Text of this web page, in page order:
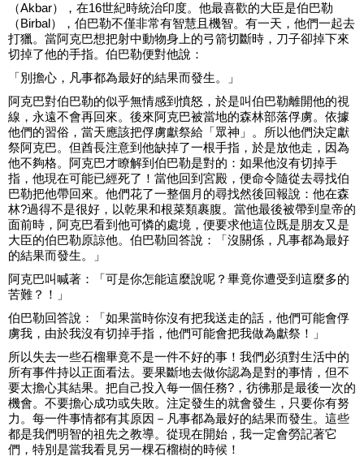
（Akbar），在16世紀時統治印度。他最喜歡的大臣是伯巴勒
（Birbal），伯巴勒不僅非常有智慧且機智。有一天，他們一起去
打獵。當阿克巴想把射中動物身上的弓箭切斷時，刀子卻掉下來
切掉了他的手指。伯巴勒便對他說：
「別擔心，凡事都為最好的結果而發生。」
阿克巴對伯巴勒的似乎無情感到憤怒，於是叫伯巴勒離開他的視
線，永遠不會再回來。後來阿克巴被當地的森林部落俘虜。依據
他們的習俗，當天應該把俘虜獻祭給「眾神」。所以他們決定獻
祭阿克巴。但酋長注意到他缺掉了一根手指，於是放他走，因為
他不夠格。阿克巴才瞭解到伯巴勒是對的：如果他沒有切掉手
指，他現在可能已經死了！當他回到宮殿，便命令隨從去尋找伯
巴勒把他帶回來。他們花了一整個月的尋找然後回報說：他在森
林?過得不是很好，以乾果和根菜類裹腹。當他最後被帶到皇帝的
面前時，阿克巴看到他可憐的處境，便要求他這位既是朋友又是
大臣的伯巴勒原諒他。伯巴勒回答說：「沒關係，凡事都為最好
的結果而發生。」
阿克巴叫喊著：「可是你怎能這麼說呢？畢竟你遭受到這麼多的
苦難？！」
伯巴勒回答說：「如果當時你沒有把我送走的話，他們可能會俘
虜我，由於我沒有切掉手指，他們可能會把我做為獻祭！」
所以失去一些石榴畢竟不是一件不好的事！我們必須對生活中的
所有事件持以正面看法。要果斷地去做你認為是對的事情，但不
要太擔心其結果。把自己投入每一個任務?，彷彿那是最後一次的
機會。不要擔心成功或失敗。注定發生的就會發生，只要你有努
力。每一件事情都有其原因－凡事都為最好的結果而發生。這些
都是我們明智的祖先之教導。從現在開始，我一定會勞記著它
們，特別是當我看見另一棵石榴樹的時候！